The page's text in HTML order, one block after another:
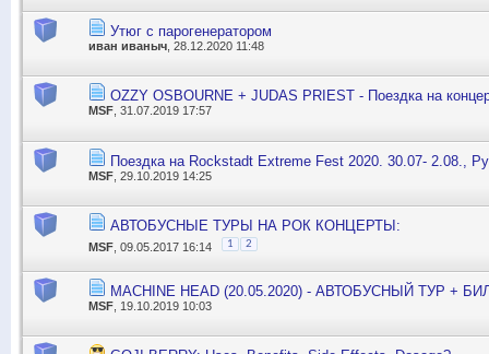
Утюг с парогенератором
иван иваныч , 28.12.2020 11:48
OZZY OSBOURNE + JUDAS PRIEST - Поездка на
MSF , 31.07.2019 17:57
Поездка на Rockstadt Extreme Fest 2020. 30.07- 2.08.,
MSF , 29.10.2019 14:25
АВТОБУСНЫЕ ТУРЫ НА РОК КОНЦЕРТЫ:
MSF , 09.05.2017 16:14 1 2
MACHINE HEAD (20.05.2020) - АВТОБУСНЫЙ ТУР +
MSF , 19.10.2019 10:03